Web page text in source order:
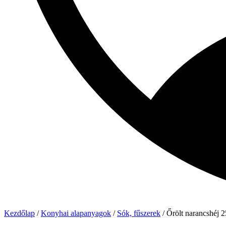
Kezdőlap /Konyhai alapanyagok / Sók, fűszerek / Őrölt narancshéj